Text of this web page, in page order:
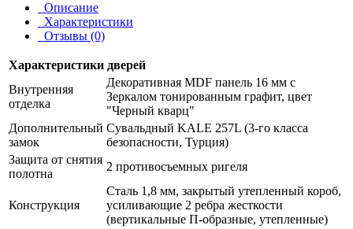
Описание
Характеристики
Отзывы (0)
Характеристики дверей
Внутренняя
отделка
Декоративная MDF панель 16 мм с
Зеркалом тонированным графит, цвет
"Черный кварц"
Дополнительный
замок
Сувальдный KALE 257L (3-го класса
безопасности, Турция)
Защита от снятия
полотна
2 противосъемных ригеля
Конструкция
Сталь 1,8 мм, закрытый утепленный короб,
усиливающие 2 ребра жесткости
(вертикальные П-образные, утепленные)